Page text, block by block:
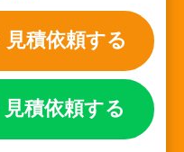
見積依頼する
見積依頼する